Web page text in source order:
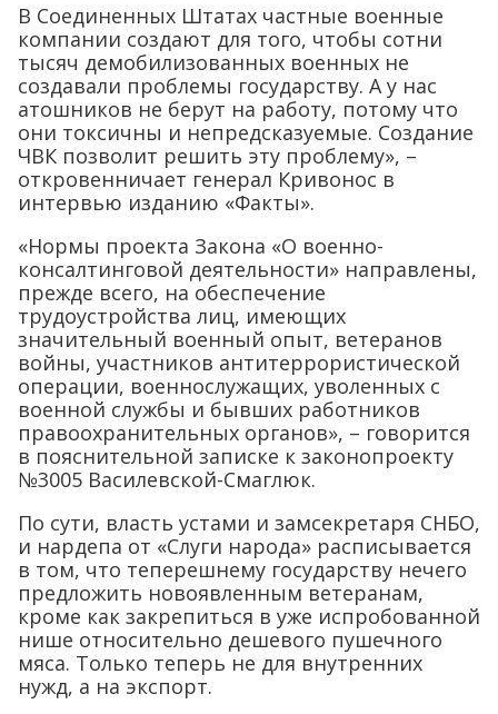
В Соединенных Штатах частные военные
компании создают для того, чтобы сотни
тысяч демобилизованных военных не
создавали проблемы государству. А у нас
атошников не берут на работу, потому что
они токсичны и непредсказуемые. Создание
ЧВК позволит решить эту проблему», –
откровенничает генерал Кривонос в
интервью изданию «Факты».
«Нормы проекта Закона «О военно-
консалтинговой деятельности» направлены,
прежде всего, на обеспечение
трудоустройства лиц, имеющих
значительный военный опыт, ветеранов
войны, участников антитеррористической
операции, военнослужащих, уволенных с
военной службы и бывших работников
правоохранительных органов», – говорится
в пояснительной записке к законопроекту
№3005 Василевской-Смаглюк.
По сути, власть устами и замсекретаря СНБО,
и нардепа от «Слуги народа» расписывается
в том, что теперешнему государству нечего
предложить новоявленным ветеранам,
кроме как закрепиться в уже испробованной
нише относительно дешевого пушечного
мяса. Только теперь не для внутренних
нужд, а на экспорт.